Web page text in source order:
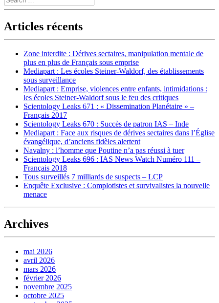
Articles récents
Zone interdite : Dérives sectaires, manipulation mentale de
plus en plus de Français sous emprise
Mediapart : Les écoles Steiner-Waldorf, des établissements
sous surveillance
Mediapart : Emprise, violences entre enfants, intimidations :
les écoles Steiner-Waldorf sous le feu des critiques
Scientology Leaks 671 : « Dissemination Planétaire » –
Français 2017
Scientology Leaks 670 : Succès de patron IAS – Inde
Mediapart : Face aux risques de dérives sectaires dans l’Église
évangélique, d’anciens fidèles alertent
Navalny : l’homme que Poutine n’a pas réussi à tuer
Scientology Leaks 696 : IAS News Watch Numéro 111 –
Français 2018
Tous surveillés 7 milliards de suspects – LCP
Enquête Exclusive : Complotistes et survivalistes la nouvelle
menace
Archives
mai 2026
avril 2026
mars 2026
février 2026
novembre 2025
octobre 2025